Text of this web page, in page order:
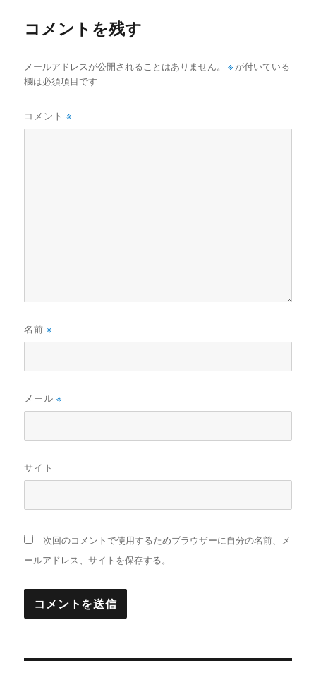
コメントを残す
メールアドレスが公開されることはありません。 ※ が付いている
欄は必須項目です
コメント※
名前※
メール※
サイト
次回のコメントで使用するためブラウザーに自分の名前、メ
ールアドレス、サイトを保存する。